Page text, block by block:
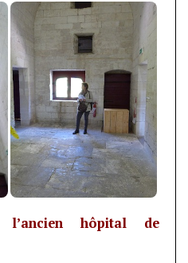
l’ancien hôpital de